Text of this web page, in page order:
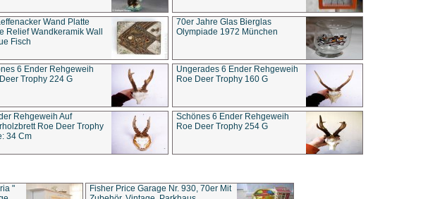
Wand Platte
Relief Wandkeramik Wall
Fisch
70er Jahre Glas Bierglas
Olympiade 1972 München
6 Ender Rehgeweih
Trophy 224 G
Ungerades 6 Ender Rehgeweih
Roe Deer Trophy 160 G
Rehgeweih Auf
Roe Deer Trophy
34 Cm
Schönes 6 Ender Rehgeweih
Roe Deer Trophy 254 G
"
Fisher Price Garage Nr. 930, 70er Mit